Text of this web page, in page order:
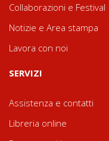
Collaborazioni e Festival
Notizie e Area stampa
Lavora con noi
SERVIZI
Assistenza e contatti
Libreria online